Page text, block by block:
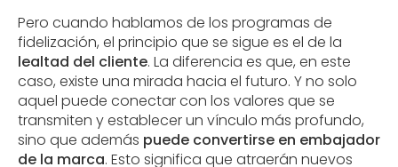
Pero cuando hablamos de los programas de
fidelización, el principio que se sigue es el de la
lealtad del cliente. La diferencia es que, en este
caso, existe una mirada hacia el futuro. Y no solo
aquel puede conectar con los valores que se
transmiten y establecer un vínculo más profundo,
sino que además puede convertirse en embajador
de la marca. Esto significa que atraerán nuevos